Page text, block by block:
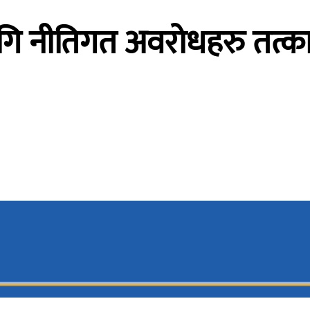
नीतिगत अवरोधहरु